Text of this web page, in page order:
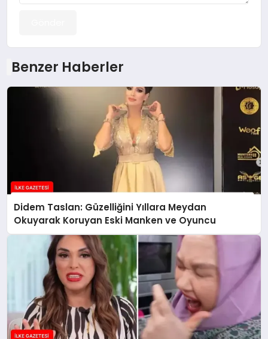
Benzer Haberler
Didem Taslan: Güzelliğini Yıllara Meydan
Okuyarak Koruyan Eski Manken ve Oyuncu